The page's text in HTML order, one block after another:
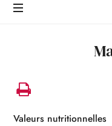
www.guidedesaliments.com
Valeurs nutritionnelles